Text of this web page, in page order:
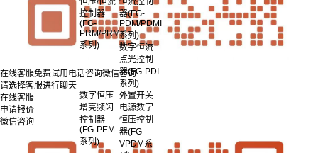
控制器
(FG-
PRM/PRMI
系列)
器(FG-
PDM/PDMI
系列)
数字恒流
点光控制
器(FG-PDI
系列)
数字恒压
增亮频闪
控制器
(FG-PEM
系列)
外置开关
电源数字
恒压控制
器(FG-
VPDM系
在线客服免费试用 电话咨询微信咨询
请选择客服进行聊天
在线客服
申请报价
微信咨询